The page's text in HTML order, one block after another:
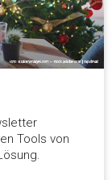
Tools von